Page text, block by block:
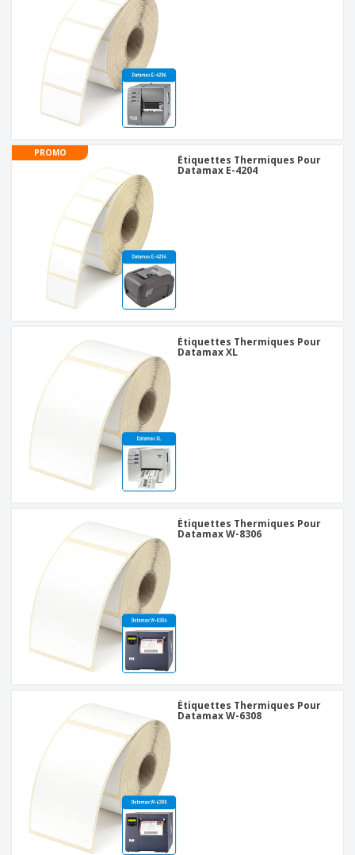
PROMO
Étiquettes Thermiques Pour
Datamax E-4204
Étiquettes Thermiques Pour
Datamax XL
Étiquettes Thermiques Pour
Datamax W-8306
Étiquettes Thermiques Pour
Datamax W-6308